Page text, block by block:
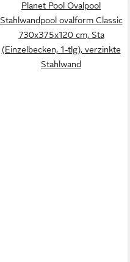
Planet Pool Ovalpool
Stahlwandpool ovalform Classic
730x375x120 cm, Sta
(Einzelbecken, 1-tlg), verzinkte
Stahlwand